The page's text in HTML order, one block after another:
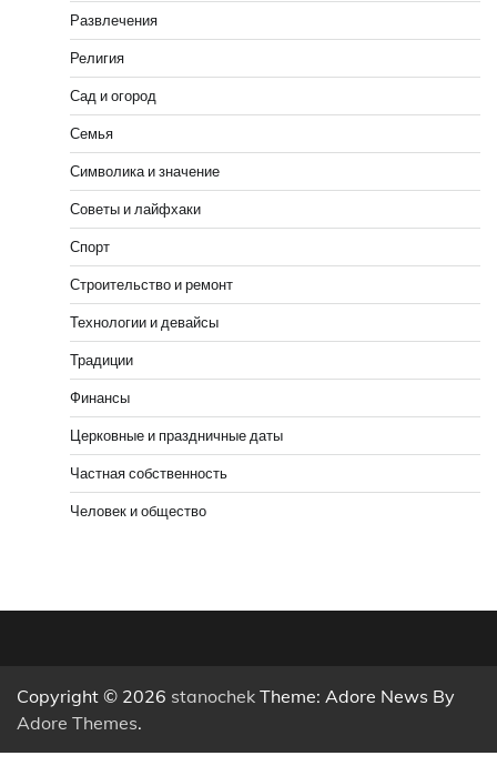
Развлечения
Религия
Сад и огород
Семья
Символика и значение
Советы и лайфхаки
Спорт
Строительство и ремонт
Технологии и девайсы
Традиции
Финансы
Церковные и праздничные даты
Частная собственность
Человек и общество
Copyright © 2026 stanochek Theme: Adore News By
Adore Themes.